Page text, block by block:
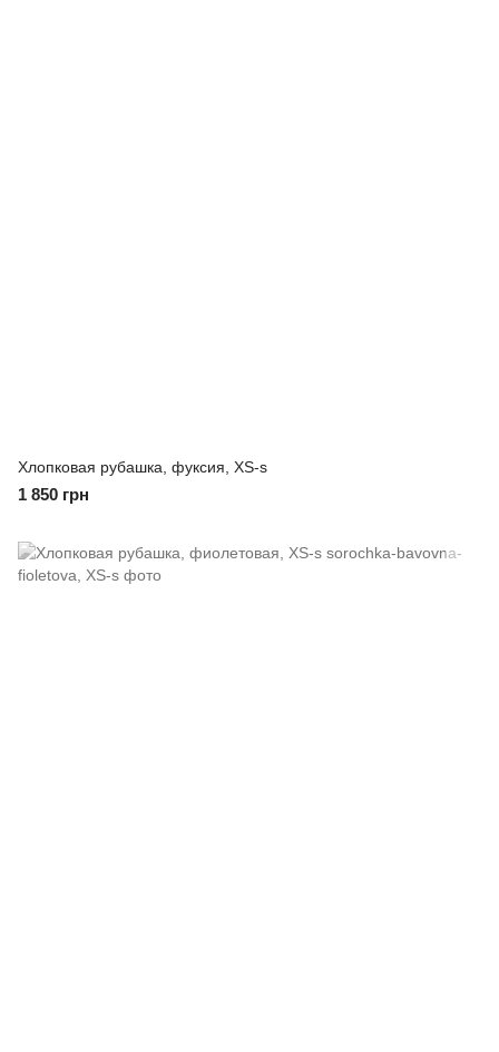
Хлопковая рубашка, фуксия, XS-s
1 850 грн